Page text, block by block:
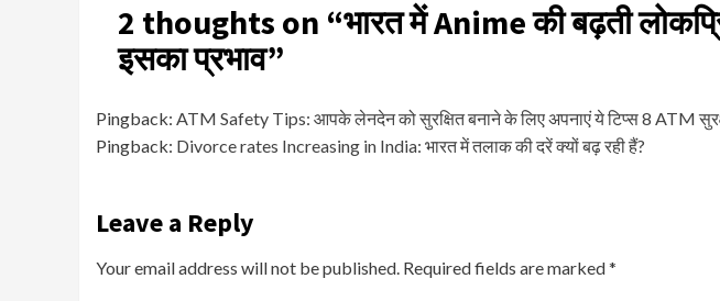
2 thoughts on “भारत में Anime की बढ़ती
इसका प्रभाव”
Pingback: ATM Safety Tips: आपके लेनदेन को सुरक्षित बनाने के लिए अपनाएं ये टिप्स 8 ATM
Pingback: Divorce rates Increasing in India: भारत में तलाक की दरें क्यों बढ़ रही हैं?
Leave a Reply
Your email address will not be published. Required fields are marked*